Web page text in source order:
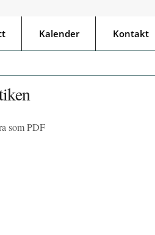
Kalender Kontakt
som PDF